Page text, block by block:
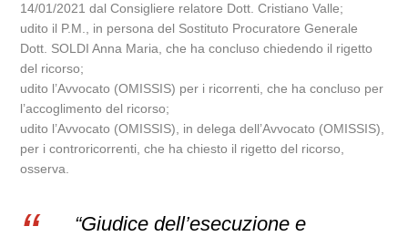
14/01/2021 dal Consigliere relatore Dott. Cristiano Valle;
udito il P.M., in persona del Sostituto Procuratore Generale
Dott. SOLDI Anna Maria, che ha concluso chiedendo il rigetto
del ricorso;
udito l’Avvocato (OMISSIS) per i ricorrenti, che ha concluso per
l’accoglimento del ricorso;
udito l’Avvocato (OMISSIS), in delega dell’Avvocato (OMISSIS),
per i controricorrenti, che ha chiesto il rigetto del ricorso,
osserva.
“Giudice dell’esecuzione e